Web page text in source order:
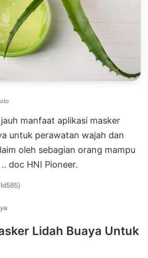
manfaat aplikasi masker
untuk perawatan wajah dan
oleh sebagian orang mampu
doc HNI Pioneer.
Lidah Buaya Untuk